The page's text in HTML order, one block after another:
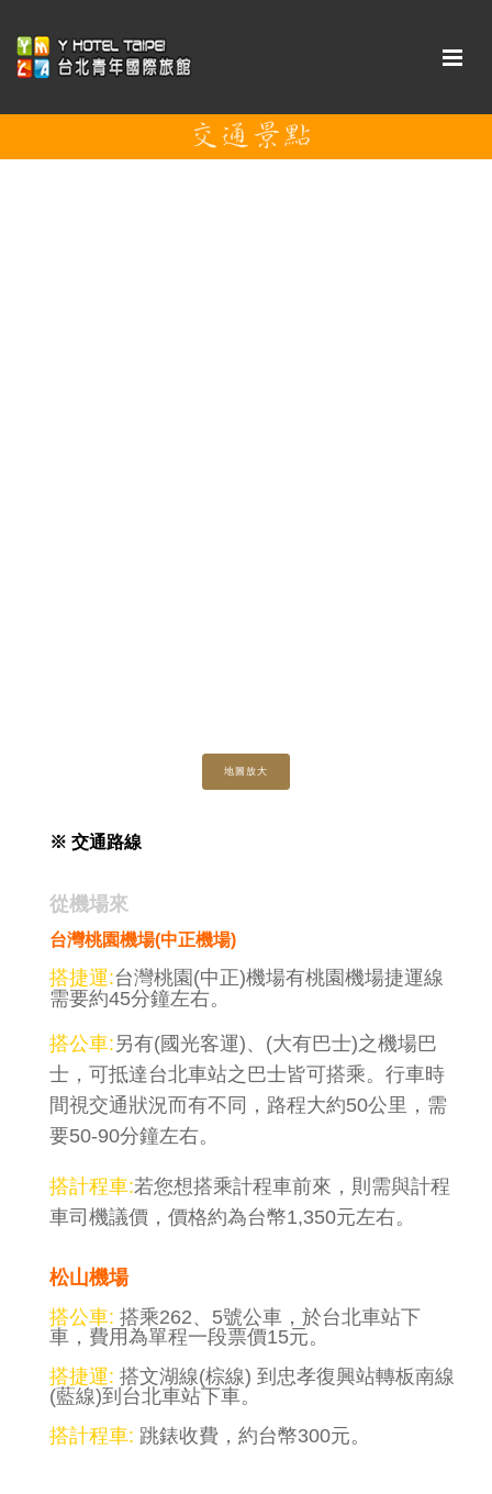
地圖放大
※ 交通路線
從機場來
台灣桃園機場(中正機場)
搭捷運:台灣桃園(中正)機場有桃園機場捷運線
需要約45分鐘左右。
搭公車:另有(國光客運)、(大有巴士)之機場巴
士，可抵達台北車站之巴士皆可搭乘。行車時
間視交通狀況而有不同，路程大約50公里，需
要50-90分鐘左右。
搭計程車:若您想搭乘計程車前來，則需與計程
車司機議價，價格約為台幣1,350元左右。
松山機場
搭公車: 搭乘262、5號公車，於台北車站下
車，費用為單程一段票價15元。
搭捷運: 搭文湖線(棕線) 到忠孝復興站轉板南線
(藍線)到台北車站下車。
搭計程車: 跳錶收費，約台幣300元。